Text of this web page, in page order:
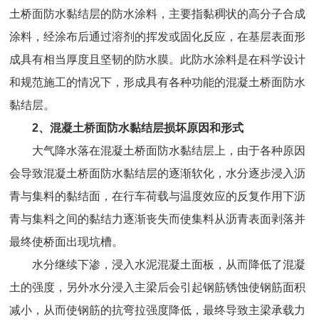
土桥面防水黏结层的防水涂料，主要指黏稠状的高分子合成
涂料，经涂布后通过溶剂的挥发或固化反应，在基层表面形
成具有相当厚度且坚韧的防水膜。此防水涂料是在科学设计
和规范施工的情况下，形成具有各种功能的混凝土桥面防水
黏结层。
2、混凝土桥面防水黏结层损坏原因和形式
大气降水落在混凝土桥面防水黏结层上，由于各种原因
会导致混凝土桥面防水黏结层的逐渐软化，水分逐步浸入沥
青与集料的黏结面，在行车荷载与温度效应的反复作用下沥
青与集料之间的黏结力逐渐丧失而使集料从沥青表面剥落并
最终使桥面出现坑槽。
水分继续下渗，浸入水泥混凝土面板，从而降低了混凝
土的强度，另外水分浸入主梁后会引起钢筋锈蚀使钢筋面积
减小，从而使钢筋的抗弯拉强度降低，最终导致主梁承载力